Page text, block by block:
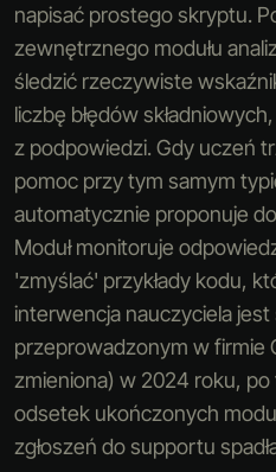
napisać prostego skryptu.
zewnętrznego modułu
śledzić rzeczywiste
liczbę błędów
z podpowiedzi. Gdy uczeń
pomoc przy tym samym
automatycznie proponuje
Moduł monitoruje
'zmyślać' przykłady kodu,
interwencja nauczyciela
przeprowadzonym w firmie
zmieniona) w 2024 roku,
odsetek ukończonych
zgłoszeń do supportu